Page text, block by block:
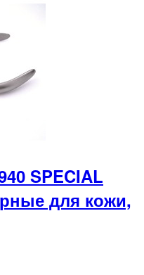
SPECIAL
для кожи,